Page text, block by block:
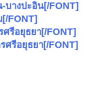
บางปะอิน[/FONT]
FONT]
รีอยุธยา[/FONT]
ศรีอยุธยา[/FONT]